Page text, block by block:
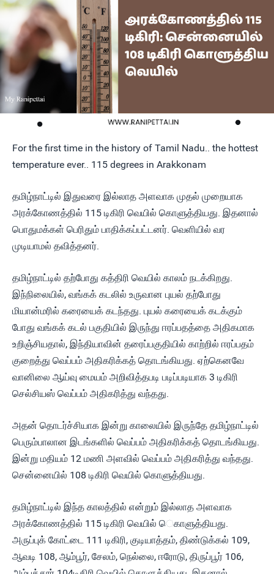
For the first time in the history of Tamil Nadu.. the hottest
temperature ever.. 115 degrees in Arakkonam
தமிழ்நாட்டில் இதுவரை இல்லாத அளவாக முதல் முறையாக
அரக்கோணத்தில் 115 டிகிரி வெயில் கொளுத்தியது. இதனால்
பொதுமக்கள் பெரிதும் பாதிக்கப்பட்டனர். வெளியில் வர
முடியாமல் தவித்தனர்.
தமிழ்நாட்டில் தற்போது கத்திரி வெயில் காலம் நடக்கிறது.
இந்நிலையில், வங்கக் கடலில் உருவான புயல் தற்போது
மியான்மரில் கரையைக் கடந்தது. புயல் கரையைக் கடக்கும்
போது வங்கக் கடல் பகுதியில் இருந்து ஈரப்பதத்தை அதிகமாக
உறிஞ்சியதால், இந்தியாவின் தரைப்பகுதியில் காற்றில் ஈரப்பதம்
குறைத்து வெப்பம் அதிகரிக்கத் தொடங்கியது. ஏற்கெனவே
வானிலை ஆய்வு மையம் அறிவித்தபடி படிப்படியாக 3 டிகிரி
செல்சியஸ் வெப்பம் அதிகரித்து வந்தது.
அதன் தொடர்ச்சியாக இன்று காலையில் இருந்தே தமிழ்நாட்டில்
பெரும்பாலான இடங்களில் வெப்பம் அதிகரிக்கத் தொடங்கியது.
இன்று மதியம் 12 மணி அளவில் வெப்பம் அதிகரித்து வந்தது.
சென்னையில் 108 டிகிரி வெயில் கொளுத்தியது.
தமிழ்நாட்டில் இந்த காலத்தில் என்றும் இல்லாத அளவாக
அரக்கோணத்தில் 115 டிகிரி வெயில் ெகாளுத்தியது.
அருப்புக் கோட்டை 111 டிகிரி, குடியாத்தம், திண்டுக்கல் 109,
ஆவடி 108, ஆம்பூர், சேலம், நெல்லை, ஈரோடு, திருப்பூர் 106,